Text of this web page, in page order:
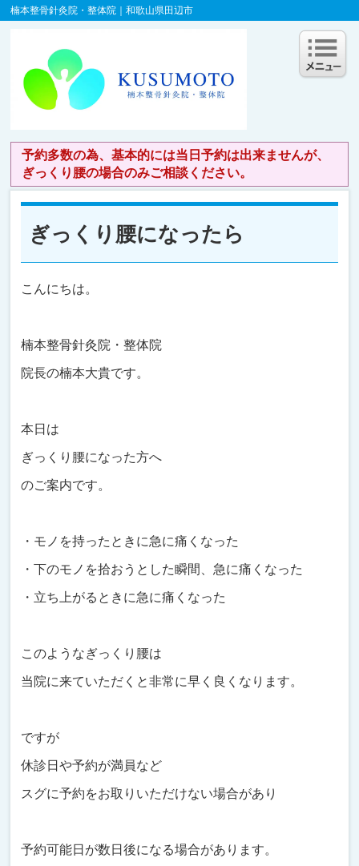
楠本整骨針灸院・整体院｜和歌山県田辺市
予約多数の為、基本的には当日予約は出来ませんが、
ぎっくり腰の場合のみご相談ください。
ぎっくり腰になったら
こんにちは。
楠本整骨針灸院・整体院
院長の楠本大貴です。
本日は
ぎっくり腰になった方へ
のご案内です。
・モノを持ったときに急に痛くなった
・下のモノを拾おうとした瞬間、急に痛くなった
・立ち上がるときに急に痛くなった
このようなぎっくり腰は
当院に来ていただくと非常に早く良くなります。
ですが
休診日や予約が満員など
スグに予約をお取りいただけない場合があり
予約可能日が数日後になる場合があります。